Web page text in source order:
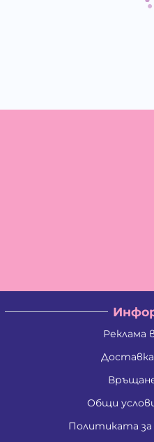
Реклама
Общи
Политиката